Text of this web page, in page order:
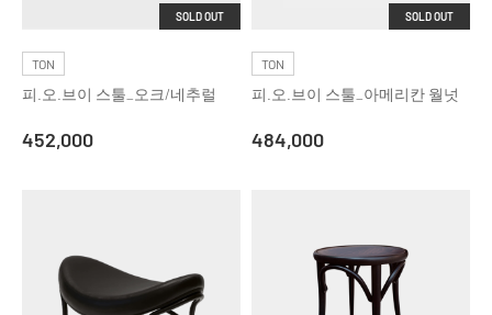
SOLD OUT
TON
피.오.브이 스툴_오크/네추럴
452,000
SOLD OUT
TON
피.오.브이 스툴_아메리칸 월넛
484,000